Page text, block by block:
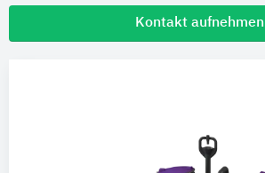
Kontakt aufnehmen